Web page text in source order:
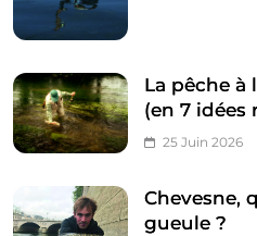
La pêche
(en 7 idées
25 Juin 2026
Chevesne,
gueule ?